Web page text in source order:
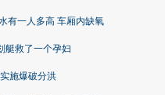
有一人多高 车厢内缺氧
艇救了一个孕妇
施爆破分洪